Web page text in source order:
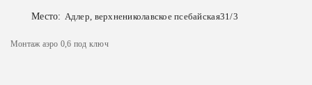
Место: Адлер, верхнениколавское псебайская31/3
Монтаж аэро 0,6 под ключ